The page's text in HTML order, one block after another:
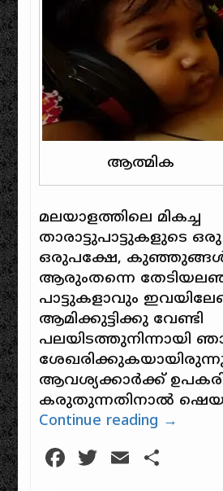
ആത്മിക
മലയാളത്തിലെ മികച്ച
താരാട്ടുപാട്ടുകളുടെ
ഒരുപക്ഷേ, കുഞ്ഞുങ്ങൾ
ആരുംതന്നെ
പാട്ടുകളാവും
ആമിക്കുട്ടിക്കു വേണ്ടി
പലയിടത്തുനിന്നായി
ആവശ്യക്കാർക്ക്
കരുതുന്നതിനാൽ
Continue reading →
Facebook
Twitter
Email